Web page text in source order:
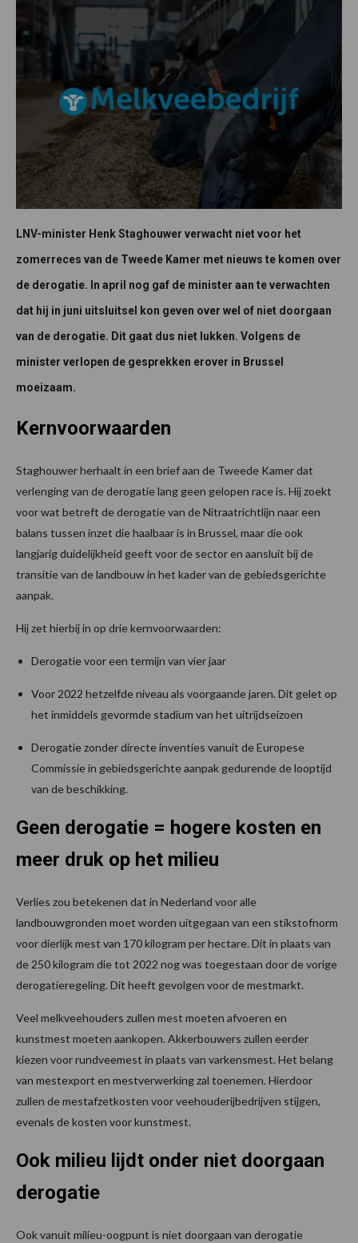
LNV-minister Henk Staghouwer verwacht niet voor het
zomerreces van de Tweede Kamer met nieuws te komen over
de derogatie. In april nog gaf de minister aan te verwachten
dat hij in juni uitsluitsel kon geven over wel of niet doorgaan
van de derogatie. Dit gaat dus niet lukken. Volgens de
minister verlopen de gesprekken erover in Brussel
moeizaam.
Kernvoorwaarden
Staghouwer herhaalt in een brief aan de Tweede Kamer dat
verlenging van de derogatie lang geen gelopen race is. Hij zoekt
voor wat betreft de derogatie van de Nitraatrichtlijn naar een
balans tussen inzet die haalbaar is in Brussel, maar die ook
langjarig duidelijkheid geeft voor de sector en aansluit bij de
transitie van de landbouw in het kader van de gebiedsgerichte
aanpak.
Hij zet hierbij in op drie kernvoorwaarden:
Derogatie voor een termijn van vier jaar
Voor 2022 hetzelfde niveau als voorgaande jaren. Dit gelet op
het inmiddels gevormde stadium van het uitrijdseizoen
Derogatie zonder directe inventies vanuit de Europese
Commissie in gebiedsgerichte aanpak gedurende de looptijd
van de beschikking.
Geen derogatie = hogere kosten en
meer druk op het milieu
Verlies zou betekenen dat in Nederland voor alle
landbouwgronden moet worden uitgegaan van een stikstofnorm
voor dierlijk mest van 170 kilogram per hectare. Dit in plaats van
de 250 kilogram die tot 2022 nog was toegestaan door de vorige
derogatieregeling. Dit heeft gevolgen voor de mestmarkt.
Veel melkveehouders zullen mest moeten afvoeren en
kunstmest moeten aankopen. Akkerbouwers zullen eerder
kiezen voor rundveemest in plaats van varkensmest. Het belang
van mestexport en mestverwerking zal toenemen. Hierdoor
zullen de mestafzetkosten voor veehouderijbedrijven stijgen,
evenals de kosten voor kunstmest.
Ook milieu lijdt onder niet doorgaan
derogatie
Ook vanuit milieu-oogpunt is niet doorgaan van derogatie